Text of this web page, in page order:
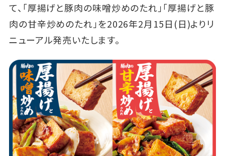
て、「厚揚げと豚肉の味噌炒めのたれ」「厚揚げと豚
肉の甘辛炒めのたれ」を2026年2月15日(日)よりリ
ニューアル発売いたします。